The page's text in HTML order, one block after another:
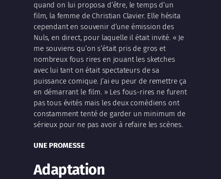
quand on lui proposa d’être, le temps d’un
film, la femme de Christian Clavier. Elle hésita
cependant en souvenir d’une émission des
Nuls, en direct, pour laquelle il était invité. « Je
me souviens qu’on s’était pris de gros et
nombreux fous rires en jouant les sketches
avec lui tant on était spectateurs de sa
puissance comique. J’ai eu peur de remettre ça
en démarrant le film. » Les fous-rires ne furent
pas tous évités mais les deux comédiens ont
constamment tenté de garder un minimum de
sérieux pour ne pas avoir à refaire les scènes.
UNE PROMESSE
Adaptation